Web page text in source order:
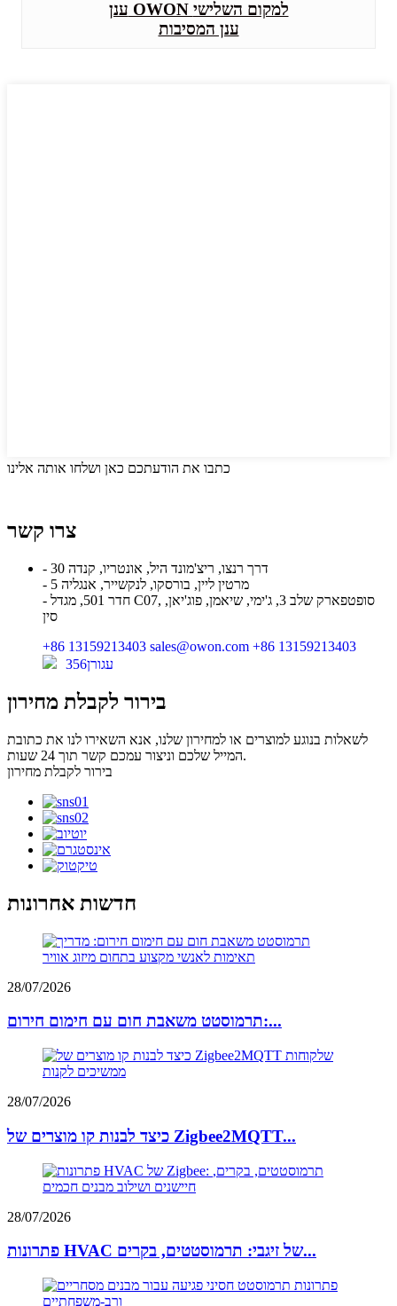
ענן OWON למקום השלישי
ענן המסיבות
כתבו את הודעתכם כאן ושלחו אותה אלינו
צרו קשר
- 30 דרך רנצו, ריצ'מונד היל, אונטריו, קנדה
- 5 מרטין ליין, בורסקו, לנקשייר, אנגליה
- חדר 501, מגדל C07, סופטפארק שלב 3, ג'ימי, שיאמן, פוג'יאן,
סין
+86 13159213403 sales@owon.com +86 13159213403
עגורן356
בירור לקבלת מחירון
לשאלות בנוגע למוצרים או למחירון שלנו, אנא השאירו לנו את כתובת
המייל שלכם וניצור עמכם קשר תוך 24 שעות.
בירור לקבלת מחירון
חדשות אחרונות
28/07/2026
תרמוסטט משאבת חום עם חימום חירום:...
28/07/2026
כיצד לבנות קו מוצרים של Zigbee2MQTT...
28/07/2026
פתרונות HVAC של זיגבי: תרמוסטטים, בקרים...